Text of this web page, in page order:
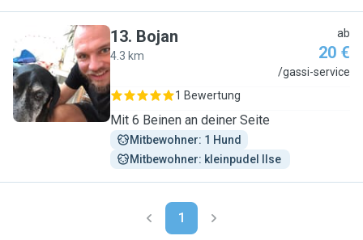
B
13. Bojan
4.3 km
ab
20 €
/gassi-service
1 Bewertung
Mit 6 Beinen an deiner Seite
Mitbewohner: 1 Hund
Mitbewohner: kleinpudel Ilse
1